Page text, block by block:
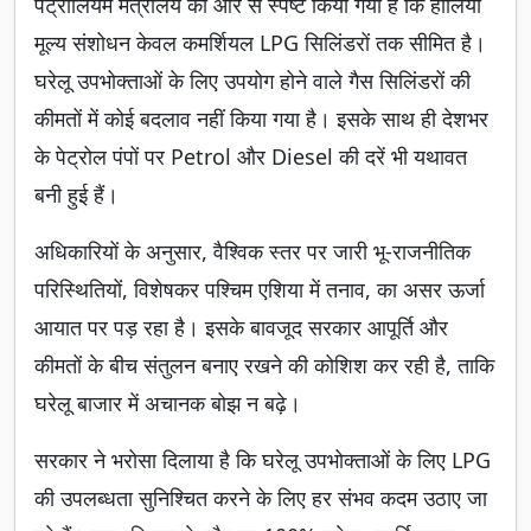
मूल्य संशोधन केवल कमर्शियल LPG सिलिंडरों तक सीमित है।
घरेलू उपभोक्ताओं के लिए उपयोग होने वाले गैस सिलिंडरों की
कीमतों में कोई बदलाव नहीं किया गया है। इसके साथ ही देशभर
के पेट्रोल पंपों पर Petrol और Diesel की दरें भी यथावत
बनी हुई हैं।
अधिकारियों के अनुसार, वैश्विक स्तर पर जारी भू-राजनीतिक
परिस्थितियों, विशेषकर पश्चिम एशिया में तनाव, का असर ऊर्जा
आयात पर पड़ रहा है। इसके बावजूद सरकार आपूर्ति और
कीमतों के बीच संतुलन बनाए रखने की कोशिश कर रही है, ताकि
घरेलू बाजार में अचानक बोझ न बढ़े।
सरकार ने भरोसा दिलाया है कि घरेलू उपभोक्ताओं के लिए LPG
की उपलब्धता सुनिश्चित करने के लिए हर संभव कदम उठाए जा